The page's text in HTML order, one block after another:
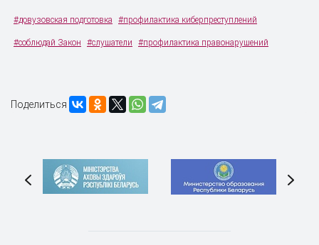
#довузовская подготовка #профилактика киберпреступлений
#соблюдай Закон #слушатели #профилактика правонарушений
Поделиться